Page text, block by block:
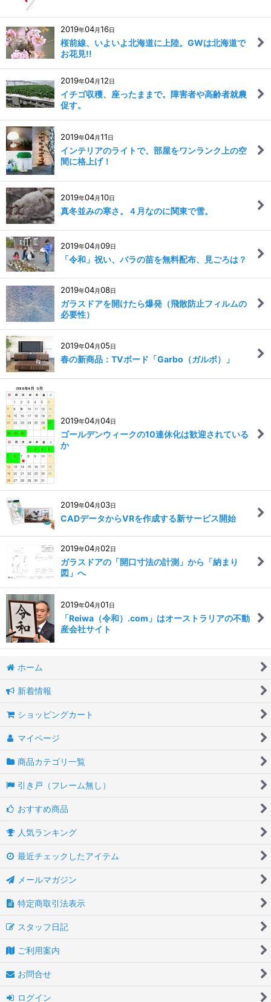
2019年04月16日
桜前線、いよいよ北海道に上陸。GWは北海道で
お花見!!
2019年04月12日
イチゴ収穫、座ったままで。障害者や高齢者就農
促す。
2019年04月11日
インテリアのライトで、部屋をワンランク上の空
間に格上げ！
2019年04月10日
真冬並みの寒さ。４月なのに関東で雪。
2019年04月09日
「令和」祝い、バラの苗を無料配布、見ごろは？
2019年04月08日
ガラスドアを開けたら爆発（飛散防止フィルムの
必要性）
2019年04月05日
春の新商品：TVボード「Garbo（ガルボ）」
2019年04月04日
ゴールデンウィークの10連休化は歓迎されている
か
2019年04月03日
CADデータからVRを作成する新サービス開始
2019年04月02日
ガラスドアの「開口寸法の計測」から「納まり
図」へ
2019年04月01日
「Reiwa（令和）.com」はオーストラリアの不動
産会社サイト
ホーム
新着情報
ショッピングカート
マイページ
商品カテゴリ一覧
引き戸（フレーム無し）
おすすめ商品
人気ランキング
最近チェックしたアイテム
メールマガジン
特定商取引法表示
スタッフ日記
ご利用案内
お問合せ
ログイン